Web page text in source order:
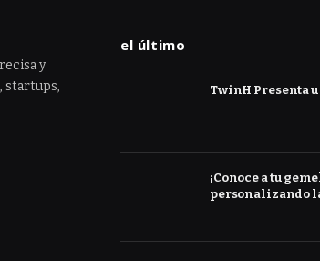
y
startups,
el último
TwinH Presenta
¡Conoce a tu
personalizando